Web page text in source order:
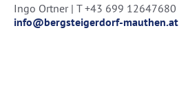
Ingo Ortner | T +43 699 12647680
info@bergsteigerdorf-mauthen.at